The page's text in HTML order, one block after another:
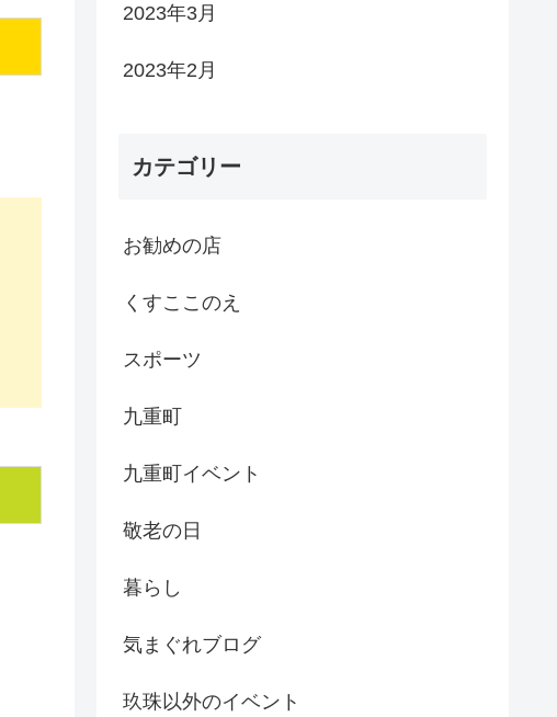
2023年3月
2023年2月
カテゴリー
お勧めの店
くすここのえ
スポーツ
九重町
九重町イベント
敬老の日
暮らし
気まぐれブログ
玖珠以外のイベント